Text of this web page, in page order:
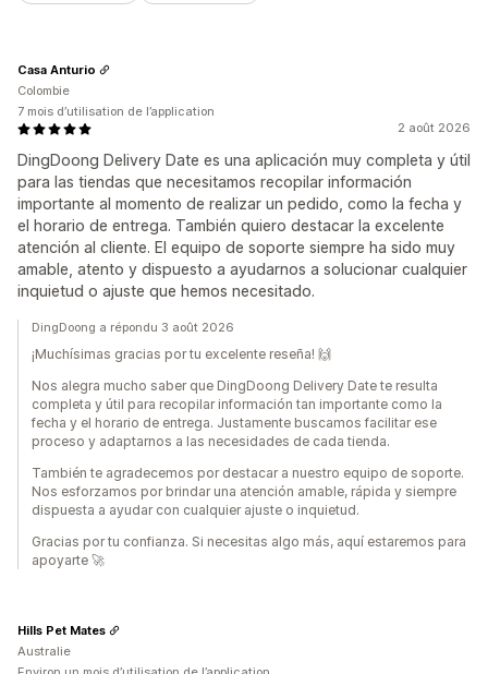
2 août 2026
DingDoong Delivery Date es una aplicación muy completa y útil
para las tiendas que necesitamos recopilar información
importante al momento de realizar un pedido, como la fecha y
el horario de entrega. También quiero destacar la excelente
atención al cliente. El equipo de soporte siempre ha sido muy
amable, atento y dispuesto a ayudarnos a solucionar cualquier
inquietud o ajuste que hemos necesitado.
Casa Anturio
Colombie
7 mois d’utilisation de l’application
DingDoong a répondu 3 août 2026
¡Muchísimas gracias por tu excelente reseña! 🙌
Nos alegra mucho saber que DingDoong Delivery Date te resulta
completa y útil para recopilar información tan importante como la
fecha y el horario de entrega. Justamente buscamos facilitar ese
proceso y adaptarnos a las necesidades de cada tienda.
También te agradecemos por destacar a nuestro equipo de soporte.
Nos esforzamos por brindar una atención amable, rápida y siempre
dispuesta a ayudar con cualquier ajuste o inquietud.
Gracias por tu confianza. Si necesitas algo más, aquí estaremos para
apoyarte 🚀
Hills Pet Mates
Australie